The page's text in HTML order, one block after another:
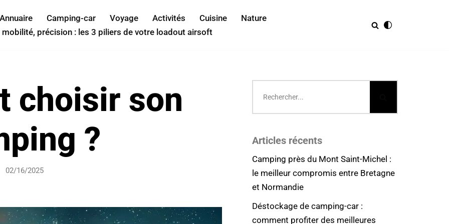
Annuaire Camping-car Voyage Activités Cuisine
Nature
précision : les 3 piliers de votre loadout airsoft
choisir son
?
02/16/2025
Articles récents
Camping près du Mont Saint-Michel :
le meilleur compromis entre Bretagne
et Normandie
Déstockage de camping-car :
comment profiter des meilleures